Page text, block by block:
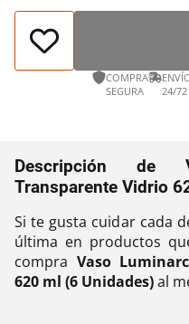
COMPRA
SEGURA
24/
Descripción de
Transparente Vidrio
Si te gusta cuidar cada
última en productos
compra Vaso
620 ml (6 Unidades)al